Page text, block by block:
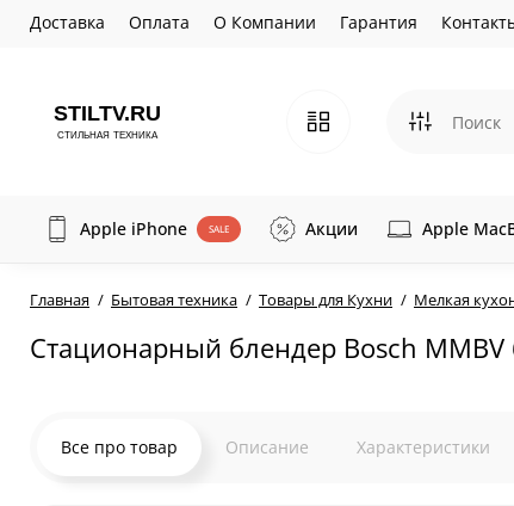
Доставка Оплата О Компании Гарантия
Apple iPhone SALE Акции Apple
Главная Бытовая техника Товары для Кухни Мелкая
Стационарный блендер Bosch
Все про товар Описание Характеристики